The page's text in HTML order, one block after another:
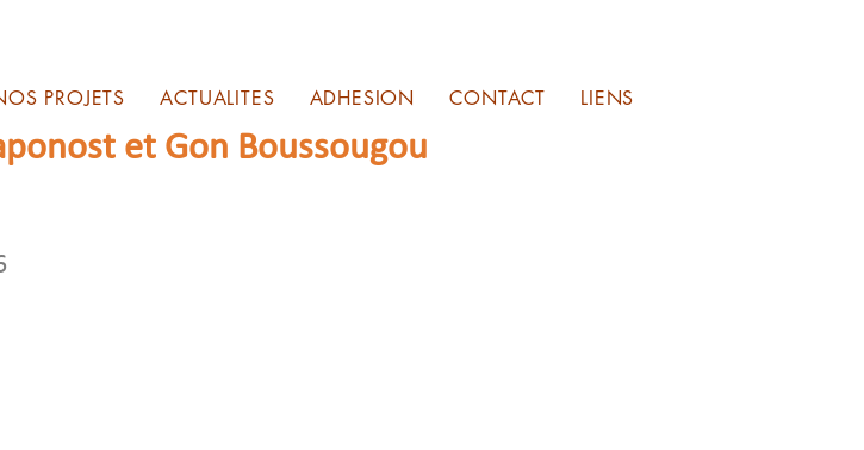
PROJETS ACTUALITES ADHESION CONTACT LIENS
et Gon Boussougou